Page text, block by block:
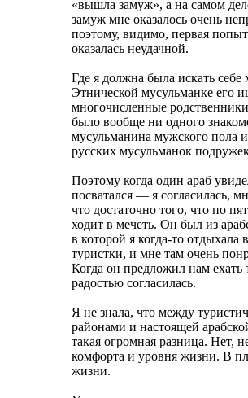
«вышла замуж», а на самом
замуж мне оказалось очень
поэтому, видимо, первая
оказалась неудачной.
Где я должна была искать себе
Этнической мусульманке его
многочисленные
было вообще ни одного
мусульманина мужского пола
русских мусульманок
Поэтому когда один араб
посватался — я согласилась,
что достаточно того, что по
ходит в мечеть. Он был из
в которой я когда-то отдыхала
туристки, и мне там очень
Когда он предложил нам ехать
радостью согласилась.
Я не знала, что между
районами и настоящей
такая огромная разница. Нет,
комфорта и уровня жизни. В
жизни.